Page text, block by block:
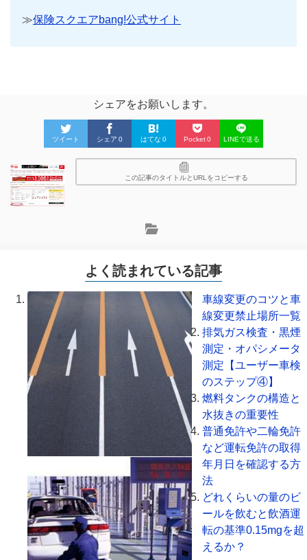
≫保険スクエアbang!公式サイト
シェアをお願いします。
ツイート シェア 0 はてな 0 Pocket0 LINEで送る
この記事のタイトルとURLをコピーする
よく読まれている記事
車線変更のコツと車
線変更禁止場所一覧
排気ガス検査・黒煙
測定・オパシメータ
測定【ユーザー車検
のステップ④】
燃料タンクの構造と
水抜きの重要性
普通免許や二輪免許
など運転免許の取得
年月日を確認する方
法
どれくらいの量のビ
ールを飲むと飲酒運
転の基準0.15mgを超
えるか？